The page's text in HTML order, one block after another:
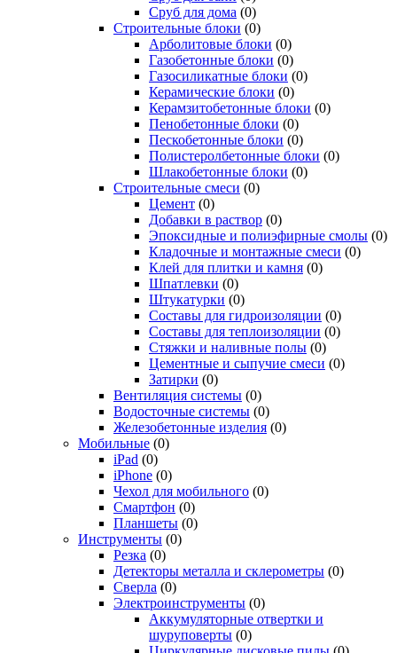
Сруб для дома (0)
Строительные блоки (0)
Арболитовые блоки (0)
Газобетонные блоки (0)
Газосиликатные блоки (0)
Керамические блоки (0)
Керамзитобетонные блоки (0)
Пенобетонные блоки (0)
Пескобетонные блоки (0)
Полистеролбетонные блоки (0)
Шлакобетонные блоки (0)
Строительные смеси (0)
Цемент (0)
Добавки в раствор (0)
Эпоксидные и полиэфирные смолы (0)
Кладочные и монтажные смеси (0)
Клей для плитки и камня (0)
Шпатлевки (0)
Штукатурки (0)
Составы для гидроизоляции (0)
Составы для теплоизоляции (0)
Стяжки и наливные полы (0)
Цементные и сыпучие смеси (0)
Затирки (0)
Вентиляция системы (0)
Водосточные системы (0)
Железобетонные изделия (0)
Мобильные (0)
iPad (0)
iPhone (0)
Чехол для мобильного (0)
Смартфон (0)
Планшеты (0)
Инструменты (0)
Резка (0)
Детекторы металла и склерометры (0)
Сверла (0)
Электроинструменты (0)
Аккумуляторные отвертки и
шуруповерты (0)